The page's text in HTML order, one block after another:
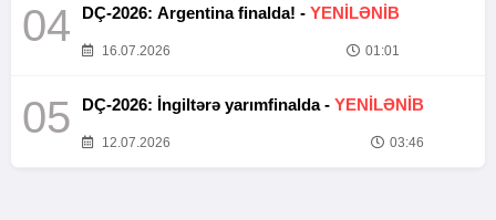
04 DÇ-2026: Argentina finalda! - YENİLƏNİB
16.07.2026 01:01
05 DÇ-2026: İngiltərə yarımfinalda - YENİLƏNİB
12.07.2026 03:46